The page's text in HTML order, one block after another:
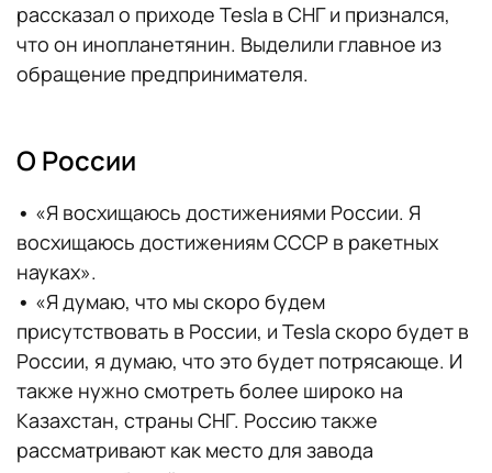
рассказал о приходе Tesla в СНГ и признался,
что он инопланетянин. Выделили главное из
обращение предпринимателя.
О России
• «Я восхищаюсь достижениями России. Я
восхищаюсь достижениям СССР в ракетных
науках».
• «Я думаю, что мы скоро будем
присутствовать в России, и Tesla скоро будет в
России, я думаю, что это будет потрясающе. И
также нужно смотреть более широко на
Казахстан, страны СНГ. Россию также
рассматривают как место для завода